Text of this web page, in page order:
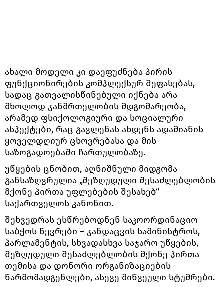
ახალი მოდელი კი დაეფუძნება პირის
ფუნქციონირების კომპლექსურ შეფასებას,
სადაც გათვალისწინებული იქნება არა
მხოლოდ ჯანმრთელობის მდგომარეობა,
არამედ ფსიქოლოგიური და სოციალური
ასპექტები, რაც გავლენას ახდენს ადამიანის
ყოველდღიურ ცხოვრებასა და მის
საზოგადოებაში ჩართულობაზე.
უწყების ცნობით, აღნიშნული მიდგომა
განსაზღვრულია „შეზღუდული შესაძლებლობის
მქონე პირთა უფლებების შესახებ“
საქართველოს კანონით.
შეხვედრას ესწრებოდნენ საკოორდინაციო
საბჭოს წევრები – ჯანდაცვის სამინისტროს,
პარლამენტის, სხვადასხვა საჯარო უწყების,
შეზღუდული შესაძლებლობის მქონე პირთა
თემისა და დონორი ორგანიზაციების
წარმომადგენლები, ასევე მიწვეული სტუმრები.